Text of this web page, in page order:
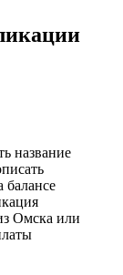
название
балансе
Омска или